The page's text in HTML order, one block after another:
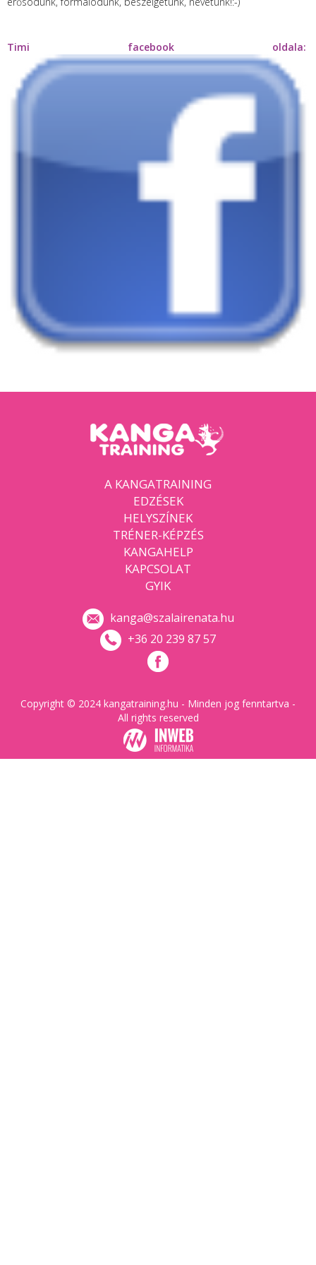
Timi facebook oldala:
A KANGATRAINING
EDZÉSEK
HELYSZÍNEK
TRÉNER-KÉPZÉS
KANGAHELP
KAPCSOLAT
GYIK
kanga@szalairenata.hu
+36 20 239 87 57
Copyright © 2024 kangatraining.hu - Minden jog fenntartva -
All rights reserved